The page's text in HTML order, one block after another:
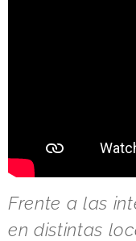
Frente a las
en distintas